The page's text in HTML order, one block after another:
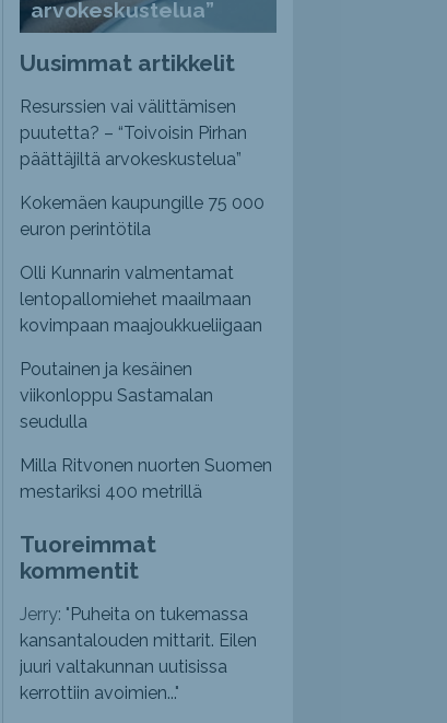
arvokeskustelua”
Uusimmat artikkelit
Resurssien vai välittämisen
puutetta? – “Toivoisin Pirhan
päättäjiltä arvokeskustelua”
Kokemäen kaupungille 75 000
euron perintötila
Olli Kunnarin valmentamat
lentopallomiehet maailmaan
kovimpaan maajoukkueliigaan
Poutainen ja kesäinen
viikonloppu Sastamalan
seudulla
Milla Ritvonen nuorten Suomen
mestariksi 400 metrillä
Tuoreimmat
kommentit
Jerry: " Puheita on tukemassa
kansantalouden mittarit. Eilen
juuri valtakunnan uutisissa
kerrottiin avoimien..."